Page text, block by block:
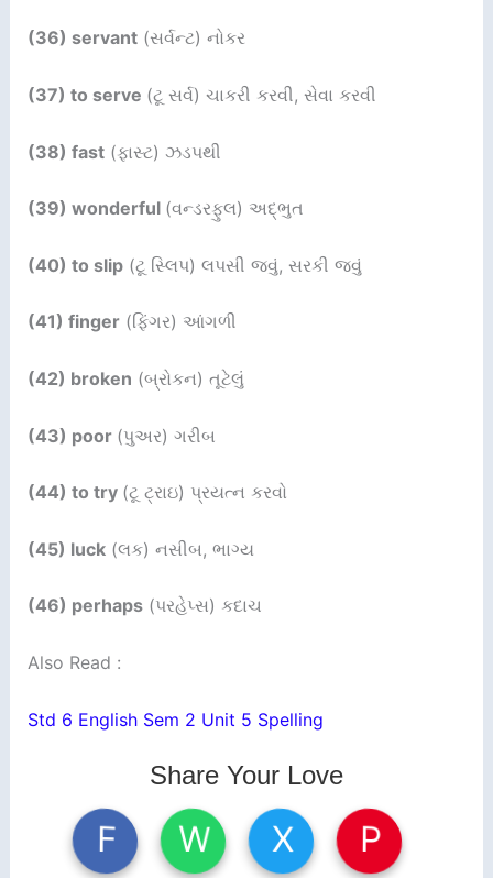
(36) servant(સર્વન્ટ) નોકર
(37) to serve (ટૂ સર્વ) ચાકરી કરવી, સેવા કરવી
(38) fast(ફાસ્ટ) ઝડપથી
(39) wonderful (વન્ડરફુલ) અદ્ભુત
(40) to slip(ટૂ સ્લિપ) લપસી જવું, સરકી જવું
(41) finger(ફિંગર) આંગળી
(42) broken (બ્રોકન) તૂટેલું
(43) poor (પુઅર) ગરીબ
(44) to try (ટૂ ટ્રાઇ) પ્રયત્ન કરવો
(45) luck(લક) નસીબ, ભાગ્ય
(46) perhaps(પરહેપ્સ) કદાચ
Also Read :
Std 6 English Sem 2 Unit 5 Spelling
Share Your Love
F W X P